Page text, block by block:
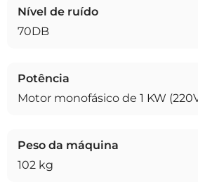
Nível de ruído
70DB
Potência
Motor monofásico de 1 KW
Peso da máquina
102 kg